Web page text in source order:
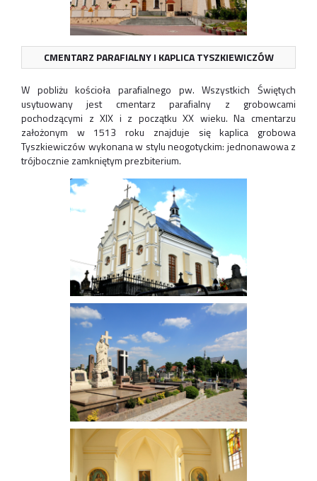
CMENTARZ PARAFIALNY I KAPLICA TYSZKIEWICZÓW
W pobliżu kościoła parafialnego pw. Wszystkich Świętych
usytuowany jest cmentarz parafialny z grobowcami
pochodzącymi z XIX i z początku XX wieku. Na cmentarzu
założonym w 1513 roku znajduje się kaplica grobowa
Tyszkiewiczów wykonana w stylu neogotyckim: jednonawowa z
trójbocznie zamkniętym prezbiterium.